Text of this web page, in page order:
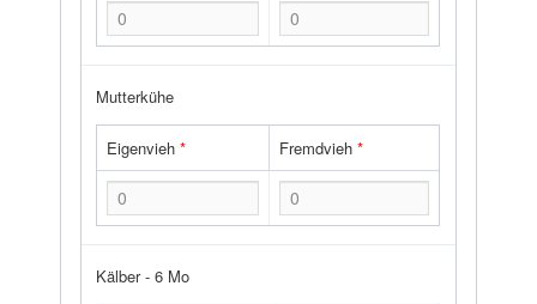
Mutterkühe
Eigenvieh* Fremdvieh*
Kälber - 6 Mo